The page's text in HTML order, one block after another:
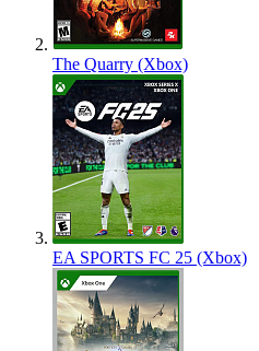
The Quarry (Xbox)
EA SPORTS FC 25 (Xbox)